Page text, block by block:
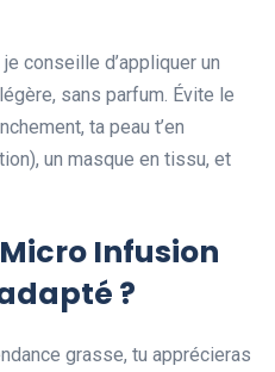
conseille d’appliquer un
sans parfum. Évite le
ta peau t’en
un masque en tissu, et
Infusion
?
grasse, tu apprécieras